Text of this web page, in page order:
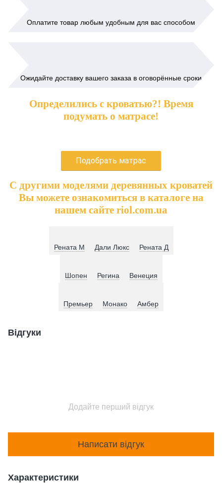
Оплатите товар любым удобным для вас способом
Ожидайте доставку вашего заказа в оговорённые сроки
Определились с кроватью?! Время
подумать о матрасе!
Подобрать матрас
С другими моделями деревянных кроватей
Вы можете ознакомиться в каталоге на
нашем сайте riol.com.ua
Рената М Дали Люкс Рената Д
Шопен Регина Венеция
Премьер Монако Амбер
Відгуки
Додайте перший відгук
Написати відгук
Характеристики